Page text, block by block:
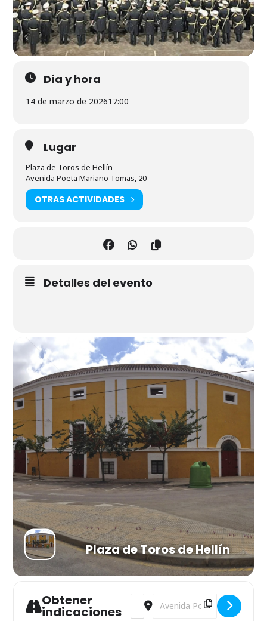
Día y hora
14 de marzo de 202617:00
Lugar
Plaza de Toros de Hellín
Avenida Poeta Mariano Tomas, 20
OTRAS ACTIVIDADES
Detalles del evento
Plaza de Toros de Hellín
Obtener
indicaciones
Address - Certamen de Bandas
Destination Address -